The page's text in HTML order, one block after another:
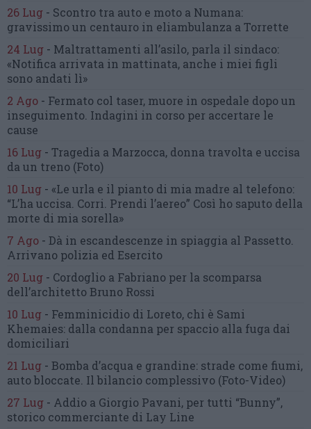
26 Lug - Scontro tra auto e moto a Numana:
gravissimo un centauro in eliambulanza a Torrette
24 Lug - Maltrattamenti all’asilo, parla il sindaco:
«Notifica arrivata in mattinata, anche i miei figli
sono andati lì»
2 Ago - Fermato col taser, muore in ospedale dopo un
inseguimento. Indagini in corso per accertare le
cause
16 Lug - Tragedia a Marzocca, donna travolta e uccisa
da un treno (Foto)
10 Lug - «Le urla e il pianto di mia madre al telefono:
“L’ha uccisa. Corri. Prendi l’aereo” Così ho saputo della
morte di mia sorella»
7 Ago - Dà in escandescenze in spiaggia al Passetto.
Arrivano polizia ed Esercito
20 Lug - Cordoglio a Fabriano per la scomparsa
dell’architetto Bruno Rossi
10 Lug - Femminicidio di Loreto, chi è Sami
Khemaies: dalla condanna per spaccio alla fuga dai
domiciliari
21 Lug - Bomba d’acqua e grandine: strade come fiumi,
auto bloccate. Il bilancio complessivo (Foto-Video)
27 Lug - Addio a Giorgio Pavani, per tutti “Bunny”,
storico commerciante di Lay Line